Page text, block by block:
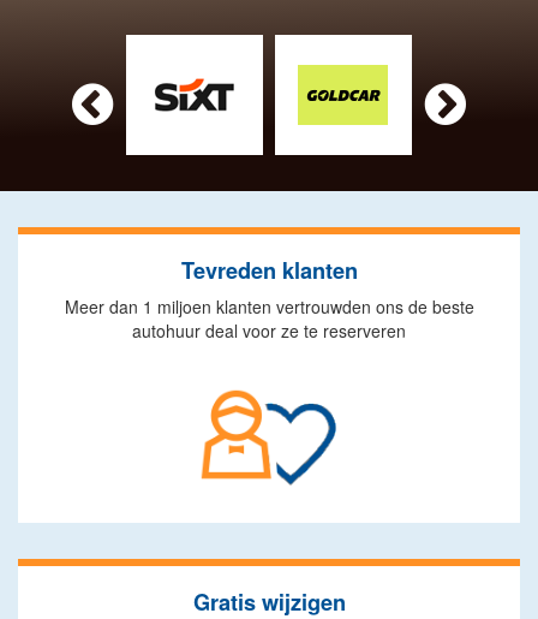
 
Tevreden klanten
Meer dan 1 miljoen klanten vertrouwden ons de beste
autohuur deal voor ze te reserveren
Gratis wijzigen